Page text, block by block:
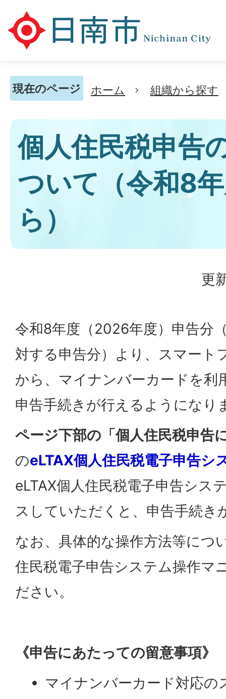
現在のページ ホーム 組織から探す
個人住民税申告
ついて（令和8
ら）
更
令和8年度（2026年度）申告分
対する申告分）より、スマート
から、マイナンバーカードを利
申告手続きが行えるようになり
ページ下部の「個人住民税申告
のeLTAX個人住民税電子申告シ
eLTAX個人住民税電子申告シス
スしていただくと、申告手続き
なお、具体的な操作方法等につ
住民税電子申告システム操作マ
ださい。
《申告にあたっての留意事項》
マイナンバーカード対応の